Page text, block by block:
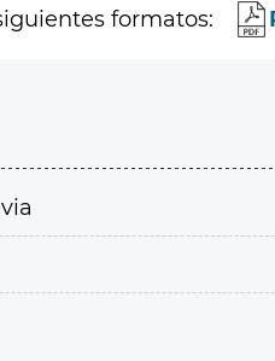
formatos: